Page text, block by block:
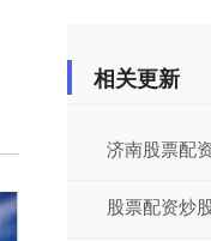
相关更新
济南股票配
股票配资炒